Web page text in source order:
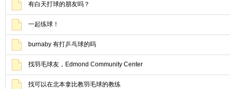
有白天打球的朋友吗？
一起练球！
burnaby 有打乒乓球的吗
找羽毛球友，Edmond Community Center
找可以在北本拿比教羽毛球的教练